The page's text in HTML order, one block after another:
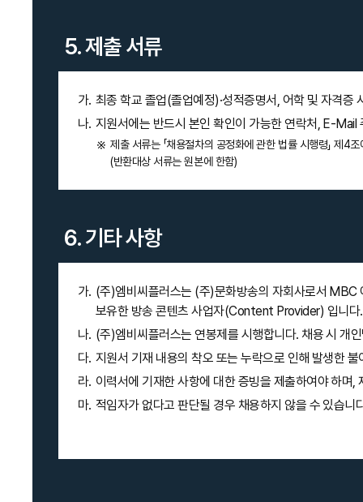
5. 제출 서류
최종 학교 졸업(졸업예정)·성적증명서, 어학 및 자격증
지원서에는 반드시 본인 확인이 가능한 연락처, E-Mail
제출 서류는 「채용절차의 공정화에 관한 법률 시행령」 제
(반환대상 서류는 원본에 한함)
6. 기타 사항
(주)엠비씨플러스는 (주)문화방송의 자회사로서
보유한 방송 콘텐츠 사업자(Content Provider) 입니다.
(주)엠비씨플러스는 연봉제를 시행합니다. 채용 시 개
지원서 기재 내용의 착오 또는 누락으로 인해 발생한
이력서에 기재한 사항에 대한 증빙을 제출하여야 하며
적임자가 없다고 판단될 경우 채용하지 않을 수 있습니